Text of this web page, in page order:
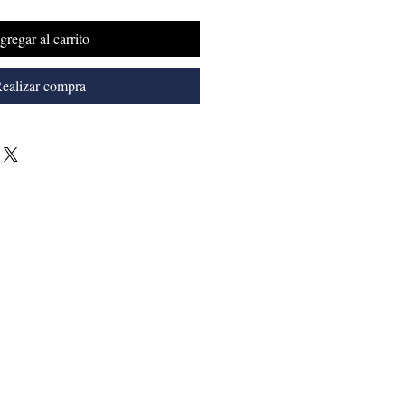
al carrito
compra